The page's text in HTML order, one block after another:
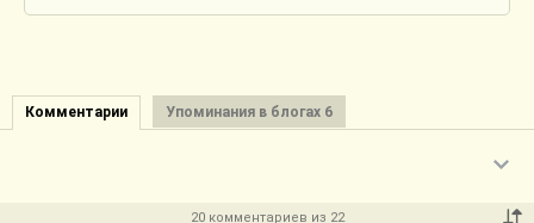
Комментарии Упоминания в блогах 6
20 комментариев из 22